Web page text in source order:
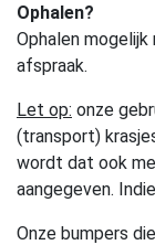
Ophalen?
Ophalen
afspraak.
Let op: onze
(transport)
wordt dat ook
aangegeven.
Onze bumpers